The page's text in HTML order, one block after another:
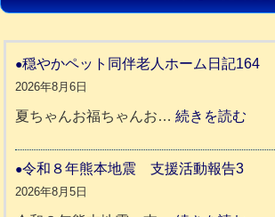
穏やかペット同伴老人ホーム日記164
2026年8月6日
夏ちゃんお福ちゃんお…続きを読む
令和８年熊本地震 支援活動報告3
2026年8月5日